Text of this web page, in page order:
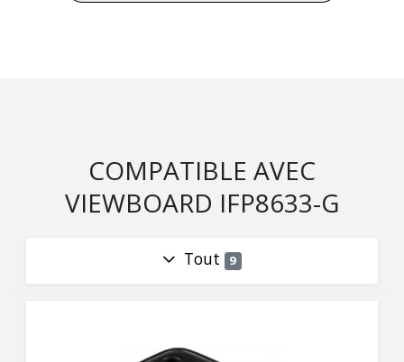
COMPATIBLE AVEC
VIEWBOARD IFP8633-G
Tout 9